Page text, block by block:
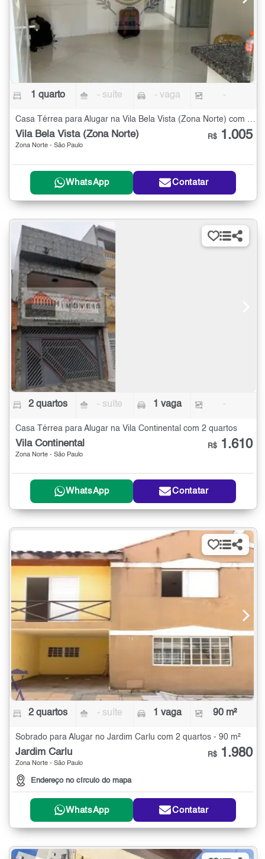
1 quarto - suíte - vaga -
Casa Térrea para Alugar na Vila Bela Vista (Zona Norte) com 1 quarto
Vila Bela Vista (Zona Norte)
Zona Norte - São Paulo
R$ 1.005
WhatsApp Contatar
2 quartos - suíte 1 vaga -
Casa Térrea para Alugar na Vila Continental com 2 quartos
Vila Continental
Zona Norte - São Paulo
R$ 1.610
WhatsApp Contatar
2 quartos - suíte 1 vaga 90 m²
Sobrado para Alugar no Jardim Carlu com 2 quartos - 90 m²
Jardim Carlu
Zona Norte - São Paulo
Endereço no círculo do mapa
R$ 1.980
WhatsApp Contatar